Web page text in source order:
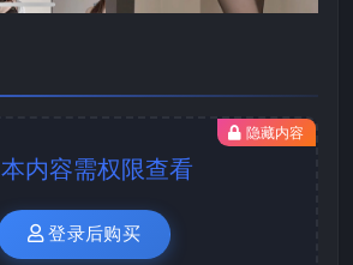
隐藏内容
本内容需权限查看
登录后购买